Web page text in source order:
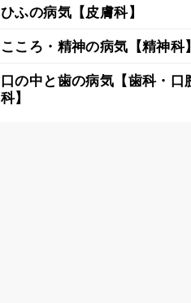
ひふの病気【皮膚科】
こころ・精神の病気【精神科】
口の中と歯の病気【歯科・口
科】